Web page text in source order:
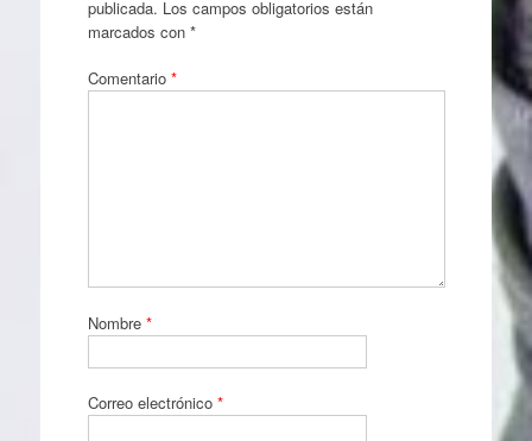
publicada. Los campos obligatorios están
marcados con *
Comentario *
Nombre *
Correo electrónico *